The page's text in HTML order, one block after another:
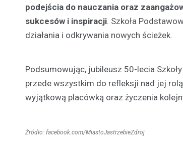
podejścia do nauczania oraz
sukcesów i inspiracji. Szkoła
działania i odkrywania nowych ścieżek.
Podsumowując, jubileusz 50-lecia
przede wszystkim do refleksji nad jej
wyjątkową placówką oraz życzenia
Źródło: facebook.com/MiastoJastrzebieZdroj